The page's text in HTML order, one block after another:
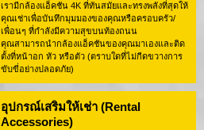
เรามีกล้องแอ็คชัน 4K ที่ทันสมัยและทรงพลังที่สุดให้
คุณเช่าเพื่อบันทึกมุมมองของคุณหรือครอบครัว/
เพื่อนๆ ที่กำลังมีความสุขบนท้องถนน
คุณสามารถนำกล้องแอ็คชันของคุณมาเองและติด
ตั้งที่หน้าอก หัว หรือตัว (ตราบใดที่ไม่กีดขวางการ
ขับขี่อย่างปลอดภัย)
อุปกรณ์เสริมให้เช่า (Rental
Accessories)